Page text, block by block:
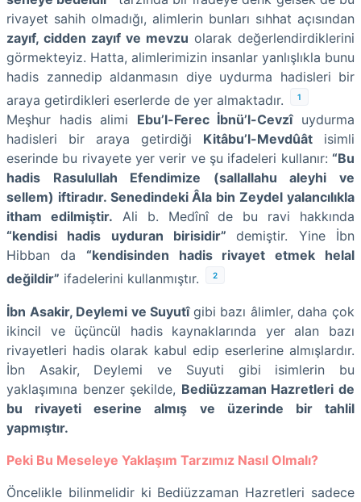
rivayet sahih olmadığı, alimlerin bunları sıhhat açısından
zayıf, cidden zayıf ve mevzu olarak değerlendirdiklerini
görmekteyiz. Hatta, alimlerimizin insanlar yanlışlıkla bunu
hadis zannedip aldanmasın diye uydurma hadisleri bir
araya getirdikleri eserlerde de yer almaktadır.
1
Meşhur hadis alimi Ebu’l-Ferec İbnü’l-Cevzîuydurma
hadisleri bir araya getirdiği Kitâbu’l-Mevdûât isimli
eserinde bu rivayete yer verir ve şu ifadeleri kullanır: “Bu
hadis Rasulullah Efendimize (sallallahu aleyhi ve
sellem) iftiradır. Senedindeki Âla bin Zeydel yalancılıkla
itham edilmiştir. Ali b. Medînî de bu ravi hakkında
“kendisi hadis uyduran birisidir”demiştir. Yine İbn
Hibban da “kendisinden hadis rivayet etmek helal
değildir” ifadelerini kullanmıştır. 2
İbn Asakir, Deylemi ve Suyutî gibi bazı âlimler, daha çok
ikincil ve üçüncül hadis kaynaklarında yer alan bazı
rivayetleri hadis olarak kabul edip eserlerine almışlardır.
İbn Asakir, Deylemi ve Suyuti gibi isimlerin bu
yaklaşımına benzer şekilde, Bediüzzaman Hazretleri de
bu rivayeti eserine almış ve üzerinde bir tahlil
yapmıştır.
Peki Bu Meseleye Yaklaşım Tarzımız Nasıl Olmalı?
Öncelikle bilinmelidir ki Bediüzzaman Hazretleri sadece